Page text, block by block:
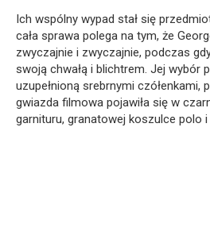
Ich wspólny wypad stał się
cała sprawa polega na tym, że
zwyczajnie i zwyczajnie, podczas
swoją chwałą i blichtrem. Jej wybór
uzupełnioną srebrnymi czółenkami,
gwiazda filmowa pojawiła się w
garnituru, granatowej koszulce polo